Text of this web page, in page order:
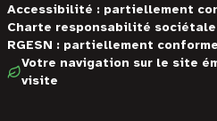
Accessibilité : partiellement
Charte responsabilité
RGESN : partiellement conforme
Votre navigation sur le site
visite